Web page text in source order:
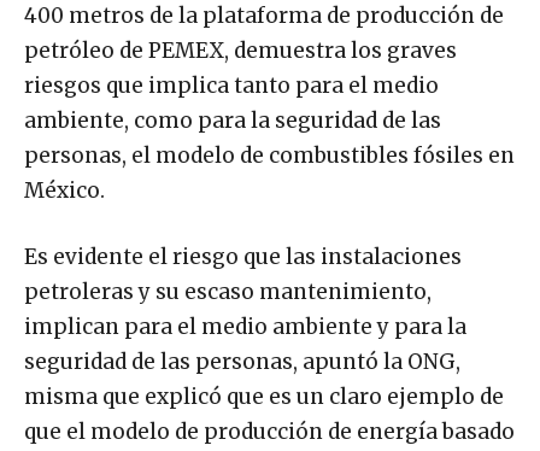
400 metros de la plataforma de producción de
petróleo de PEMEX, demuestra los graves
riesgos que implica tanto para el medio
ambiente, como para la seguridad de las
personas, el modelo de combustibles fósiles en
México.
Es evidente el riesgo que las instalaciones
petroleras y su escaso mantenimiento,
implican para el medio ambiente y para la
seguridad de las personas, apuntó la ONG,
misma que explicó que es un claro ejemplo de
que el modelo de producción de energía basado